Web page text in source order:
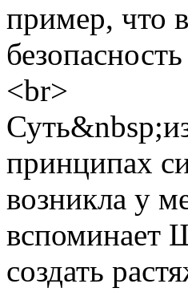
пример, что
<br>
принципах
возникла у
вспоминает
создать